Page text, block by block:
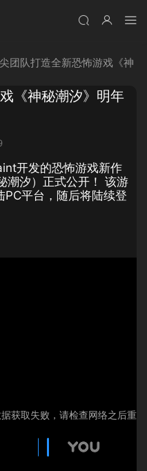
团队打造全新恐怖游戏《神
《神秘潮汐》明年
开发的恐怖游戏新作
潮汐）正式公开！ 该游
平台，随后将陆续登